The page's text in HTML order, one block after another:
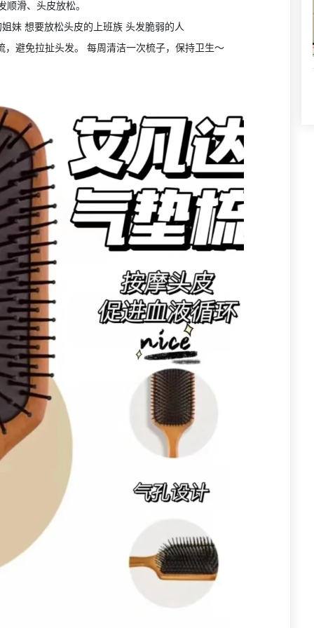
顺滑、头皮放松。
妹 想要放松头皮的上班族 头发脆弱的人
避免拉扯头发。 每周清洁一次梳子，保持卫生～